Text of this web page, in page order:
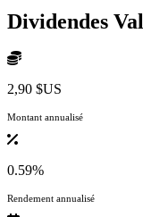
Dividendes
2,90 $US
Montant annualisé
0.59%
Rendement annualisé